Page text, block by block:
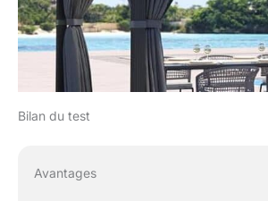
Bilan du test
Avantages